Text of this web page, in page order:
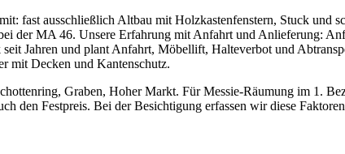
fast ausschließlich Altbau mit Holzkastenfenstern, Stuck und
der MA 46. Unsere Erfahrung mit Anfahrt und Anlieferung:
Jahren und plant Anfahrt, Möbellift, Halteverbot und
mit Decken und Kantenschutz.
Graben, Hoher Markt. Für Messie-Räumung im 1.
Festpreis. Bei der Besichtigung erfassen wir diese